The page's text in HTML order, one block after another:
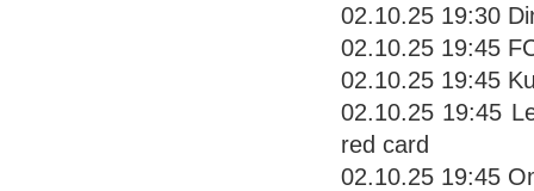
02.10.25 19:30
02.10.25 19:45
02.10.25 19:45
02.10.25 19:45
red card
02.10.25 19:45